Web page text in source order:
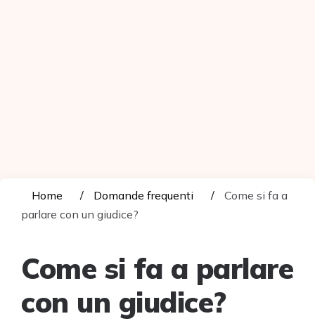
Home Domande frequenti
Come si fa a
parlare con un giudice?
Come si fa a parlare
con un giudice?